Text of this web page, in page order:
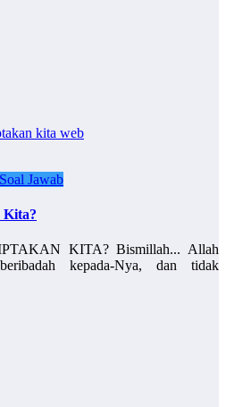
Jawab
Kita?
KITA? Bismillah... Allah
kepada-Nya, dan tidak